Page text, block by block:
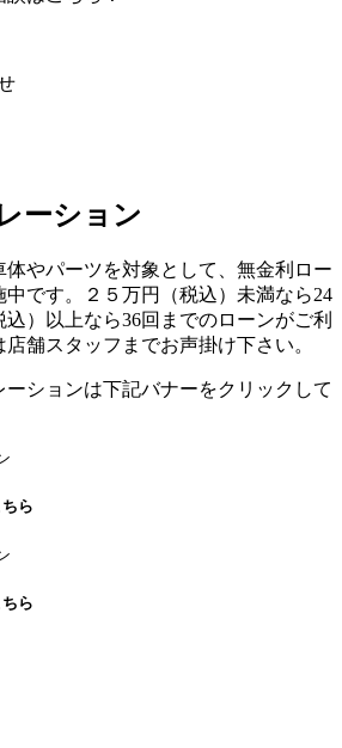
ーション
体やパーツを対象として、無金利ロー
中です。２５万円（税込）未満なら24
）以上なら36回までのローンがご利
舗スタッフまでお声掛け下さい。
ションは下記バナーをクリックして
ら
ら